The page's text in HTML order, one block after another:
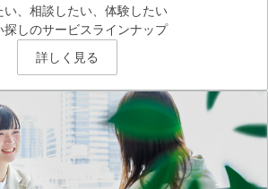
い、相談したい、体験したい
探しのサービスラインナップ
詳しく見る